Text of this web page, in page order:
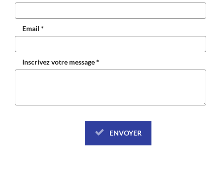
Email *
Inscrivez votre message *
ENVOYER